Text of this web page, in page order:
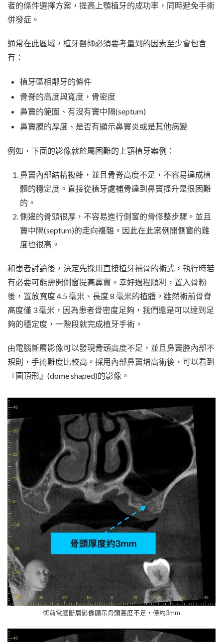
者的條件選擇方案，提高上顎植牙的成功率，同時避免手術
併發症。
通常在此區域，植牙醫師必須要考量到的因素至少會包含
有：
植牙區相鄰牙的條件
骨脊的高度與寬度，骨密度
鼻竇的範圍、有沒有竇中隔(septum)
鼻竇膜的厚度、是否有顯示鼻竇炎或是其他病變
例如，下面的影像就於屬困難的上顎植牙案例：
鼻竇內部結構複雜，並且骨脊高度不足，不容易達成植
體的穩定度。直接從植牙處補骨達到鼻竇提升是很困難
的。
側邊的骨頭很厚，不容易進行側窗的骨修整步驟。並且
竇中隔(septum)的走向複雜。因此在此案例開側窗的難
度也很高。
和患者討論後，決定先採用直接植牙補骨的術式，執行時若
有必要可能需開側窗提高鼻竇。幸好過程順利，置入骨粉
後，置放寬度 4.5 毫米、長度 8 毫米的植體。雖然術前骨脊
高度僅 3 毫米，因為患者骨密度足夠，我們還是可以達到足
夠的穩定度，一階段就完成植牙手術。
由電腦斷層影像可以發現骨頭高度不足，並且鼻竇腔內部不
規則，手術難度比較高。採用內部鼻竇增高術後，可以看到
『圓頂形』(dome shaped)的影像。
術前電腦斷層影像顯示骨頭高度不足，僅約3mm